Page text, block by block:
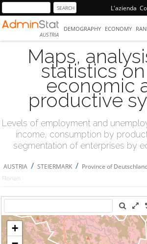
L'azienda
AUSTRIA
DEMOGRAPHY ECONOMY
Maps,
statistics
economic
productive
Levels of employment and
income, consumption by
segmentation of enterprises by
AUSTRIA / STEIERMARK / Province of
Florian